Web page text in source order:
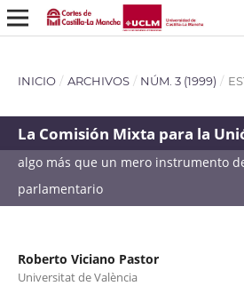
INICIO / ARCHIVOS / NÚM. 3 (1999) /
La Comisión Mixta para la
algo más que un mero instrumento
parlamentario
Roberto Viciano Pastor
Universitat de València